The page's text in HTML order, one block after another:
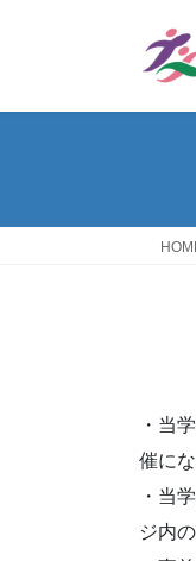
・当
催にな
・当
ジ内